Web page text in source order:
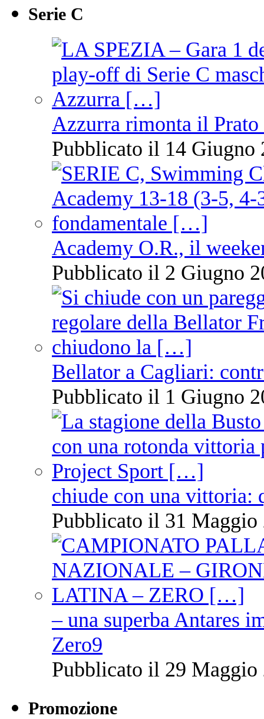
Serie C
Azzurra rimonta il Prato
Pubblicato il 14 Giugno
Academy O.R., il
Pubblicato il 2 Giugno
Bellator a Cagliari:
Pubblicato il 1 Giugno
chiude con una vittoria:
Pubblicato il 31 Maggio
– una superba Antares
Zero9
Pubblicato il 29 Maggio
Promozione